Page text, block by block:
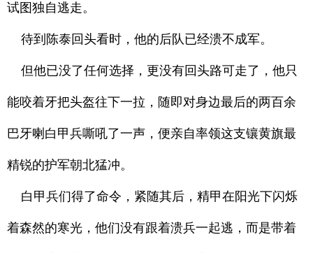
试图独自逃走。
待到陈泰回头看时，他的后队已经溃不成军。
但他已没了任何选择，更没有回头路可走了，他只
能咬着牙把头盔往下一拉，随即对身边最后的两百余
巴牙喇白甲兵嘶吼了一声，便亲自率领这支镶黄旗最
精锐的护军朝北猛冲。
白甲兵们得了命令，紧随其后，精甲在阳光下闪烁
着森然的寒光，他们没有跟着溃兵一起逃，而是带着